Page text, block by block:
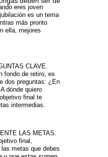
el objetivo que te
tus finanzas. Haz un
gastos, crea un fondo
retiro.
Desde ya, debes
y empezar a
con metas claras, no
ESCRITA. Hay
el objetivo final. Por
de la vida determina
eres joven
es un tema
más pronto
ella, mejores
CLAVE.
fondo de retiro, es
dos preguntas: ¿En
dónde quiero
final te
intermedias.
LAS METAS.
final,
metas que debes